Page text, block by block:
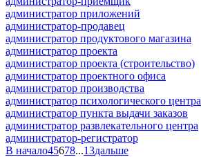
администратор приложений
администратор-продавец
администратор продуктового магазина
администратор проекта
администратор проекта (строительство)
администратор проектного офиса
администратор производства
администратор психологического центра
администратор пункта выдачи заказов
администратор развлекательного центра
администратор-регистратор
В начало45678...13дальше